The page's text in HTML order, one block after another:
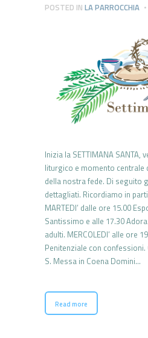
POSTED IN LA PARROCCHIA
Inizia la SETTIMANA SANTA,
liturgico e momento centrale
della nostra fede. Di seguito
dettagliati. Ricordiamo in
MARTEDI’ dalle ore 15.00
Santissimo e alle 17.30
adulti. MERCOLEDI’ alle ore
Penitenziale con confessioni.
S. Messa in Coena Domini…
Read more